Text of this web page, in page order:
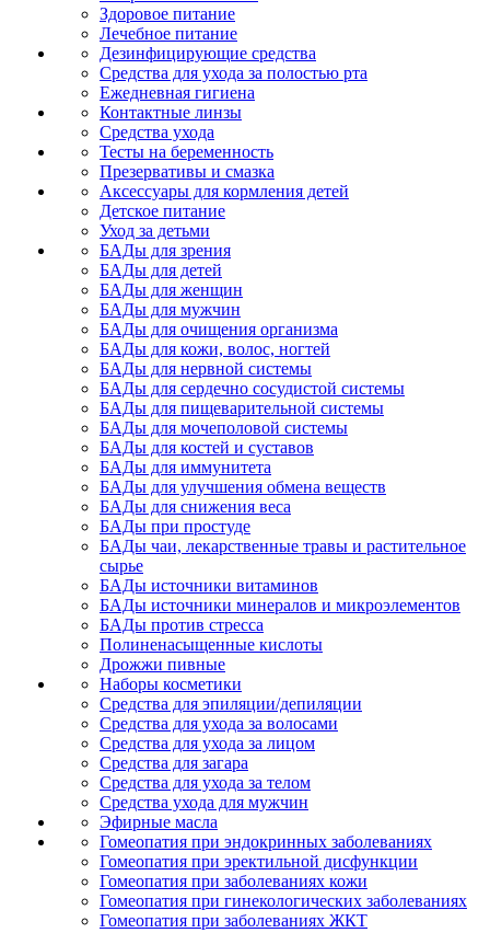
Здоровое питание
Лечебное питание
Дезинфицирующие средства
Средства для ухода за полостью рта
Ежедневная гигиена
Контактные линзы
Средства ухода
Тесты на беременность
Презервативы и смазка
Аксессуары для кормления детей
Детское питание
Уход за детьми
БАДы для зрения
БАДы для детей
БАДы для женщин
БАДы для мужчин
БАДы для очищения организма
БАДы для кожи, волос, ногтей
БАДы для нервной системы
БАДы для сердечно сосудистой системы
БАДы для пищеварительной системы
БАДы для мочеполовой системы
БАДы для костей и суставов
БАДы для иммунитета
БАДы для улучшения обмена веществ
БАДы для снижения веса
БАДы при простуде
БАДы чаи, лекарственные травы и растительное
сырье
БАДы источники витаминов
БАДы источники минералов и микроэлементов
БАДы против стресса
Полиненасыщенные кислоты
Дрожжи пивные
Наборы косметики
Средства для эпиляции/депиляции
Средства для ухода за волосами
Средства для ухода за лицом
Средства для загара
Средства для ухода за телом
Средства ухода для мужчин
Эфирные масла
Гомеопатия при эндокринных заболеваниях
Гомеопатия при эректильной дисфункции
Гомеопатия при заболеваниях кожи
Гомеопатия при гинекологических заболеваниях
Гомеопатия при заболеваниях ЖКТ